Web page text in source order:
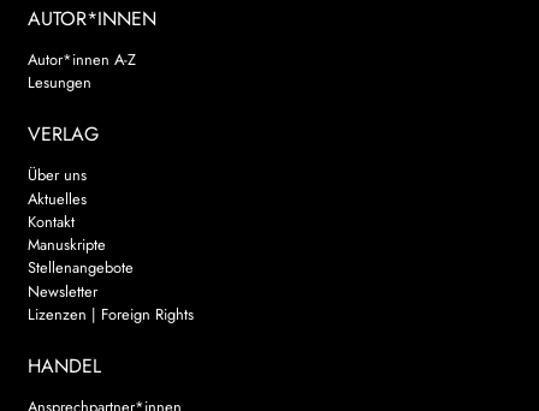
AUTOR*INNEN
Autor*innen A-Z
Lesungen
VERLAG
Über uns
Aktuelles
Kontakt
Manuskripte
Stellenangebote
Newsletter
Lizenzen | Foreign Rights
HANDEL